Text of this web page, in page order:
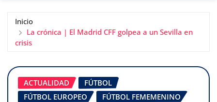
Inicio
La crónica | El Madrid CFF golpea a un Sevilla en
crisis
ACTUALIDAD
FÚTBOL
FÚTBOL EUROPEO
FÚTBOL FEMEMENINO